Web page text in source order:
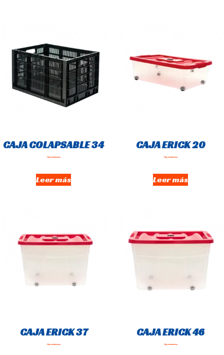
CAJA COLAPSABLE 34
Hay existencias
Leer más
CAJA ERICK 20
Hay existencias
Leer más
CAJA ERICK 37
Hay existencias
CAJA ERICK 46
Hay existencias